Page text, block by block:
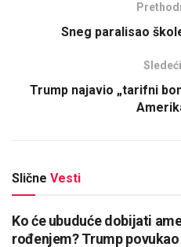
Sneg paralisao
Trump najavio „tarifni
Slične Vesti
Ko će ubuduće dobijati
rođenjem? Trump